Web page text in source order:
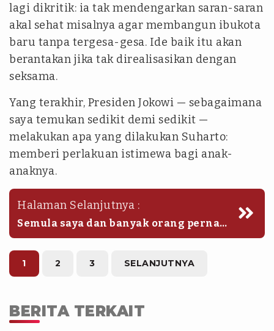
lagi dikritik: ia tak mendengarkan saran-saran
akal sehat misalnya agar membangun ibukota
baru tanpa tergesa-gesa. Ide baik itu akan
berantakan jika tak direalisasikan dengan
seksama.
Yang terakhir, Presiden Jokowi — sebagaimana
saya temukan sedikit demi sedikit —
melakukan apa yang dilakukan Suharto:
memberi perlakuan istimewa bagi anak-
anaknya.
Halaman Selanjutnya :
Semula saya dan banyak orang pernah
kagum, juga terharu, melihat Gibran
dan Kaesang bekerja sebagai
pengusaha biasa (jual martabak dan
pisang goreng), bukan dengan
seperti anak-anak Suharto.
1 2 3 SELANJUTNYA
BERITA TERKAIT